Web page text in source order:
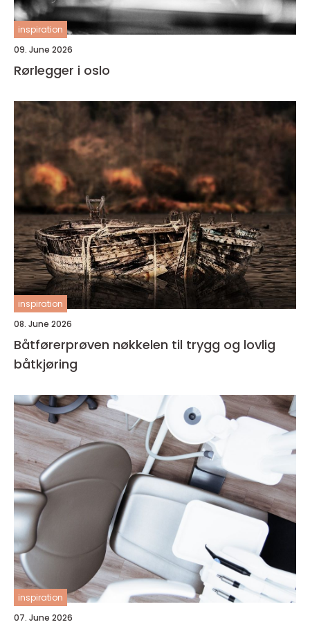
inspiration
09. June 2026
Rørlegger i oslo
inspiration
08. June 2026
Båtførerprøven nøkkelen til trygg og lovlig
båtkjøring
inspiration
07. June 2026